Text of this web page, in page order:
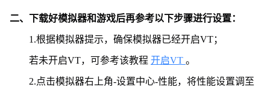
二、下载好模拟器和游戏后再参考以下步骤进行设置：
1.根据模拟器提示，确保模拟器已经开启VT；
若未开启VT，可参考该教程 开启VT 。
2.点击模拟器右上角-设置中心-性能，将性能设置调至